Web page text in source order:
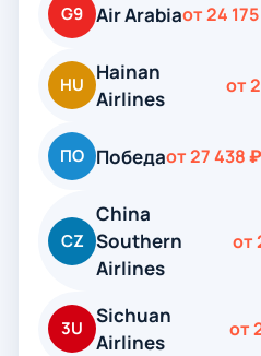
G9 Air Arabiaот 24
HU
Hainan
Airlines
от
ПО Победаот 27 438 ₽
CZ
China
Southern
Airlines
от
3U
Sichuan
Airlines
от